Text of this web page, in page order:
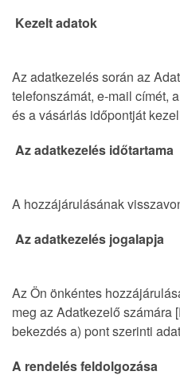
Kezelt adatok
Az adatkezelés során az
telefonszámát, e-mail címét,
és a vásárlás időpontját
Az adatkezelés időtartama
A hozzájárulásának
Az adatkezelés jogalapja
Az Ön önkéntes
meg az Adatkezelő számára
bekezdés a) pont szerinti
A rendelés feldolgozása